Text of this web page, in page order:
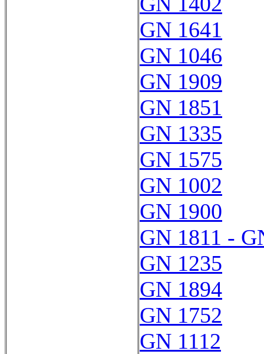
GN 1641
GN 1046
GN 1909
GN 1851
GN 1335
GN 1575
GN 1002
GN 1900
GN 1811 -
GN 1235
GN 1894
GN 1752
GN 1112